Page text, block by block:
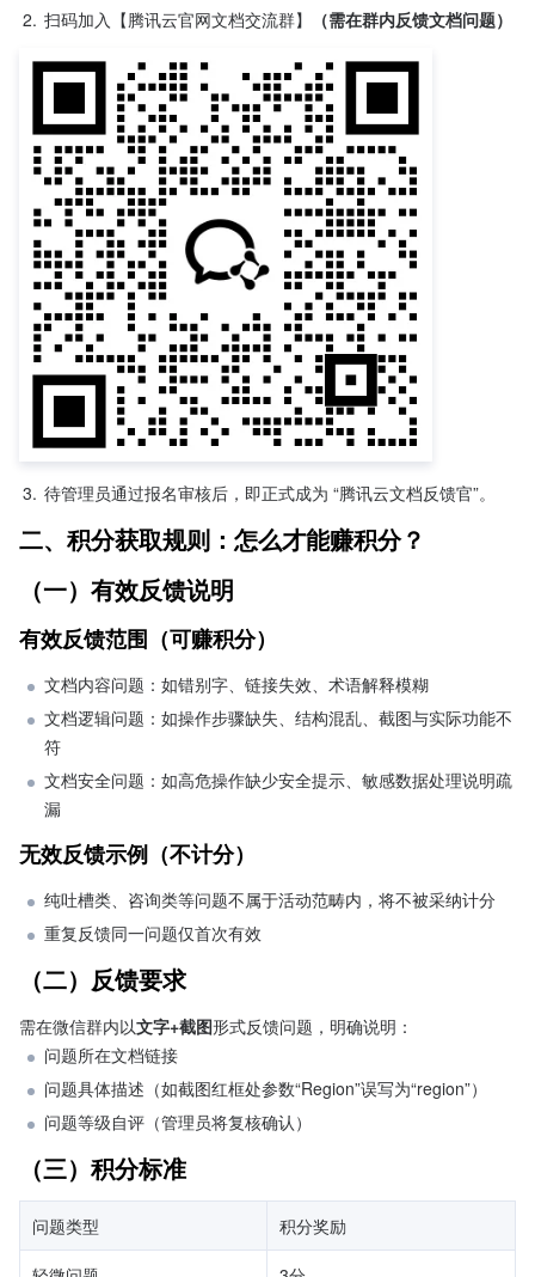
2. 扫码加入【腾讯云官网文档交流群】 （需在群内反馈文档问题）
3. 待管理员通过报名审核后，即正式成为 “腾讯云文档反馈官”。
二、积分获取规则：怎么才能赚积分？
（一）有效反馈说明
有效反馈范围（可赚积分）
文档内容问题：如错别字、链接失效、术语解释模糊
文档逻辑问题：如操作步骤缺失、结构混乱、截图与实际功能不
符
文档安全问题：如高危操作缺少安全提示、敏感数据处理说明疏
漏
无效反馈示例（不计分）
纯吐槽类、咨询类等问题不属于活动范畴内，将不被采纳计分
重复反馈同一问题仅首次有效
（二）反馈要求
需在微信群内以文字+截图形式反馈问题，明确说明：
问题所在文档链接
问题具体描述（如截图红框处参数“Region”误写为“region”）
问题等级自评（管理员将复核确认）
（三）积分标准
问题类型 积分奖励